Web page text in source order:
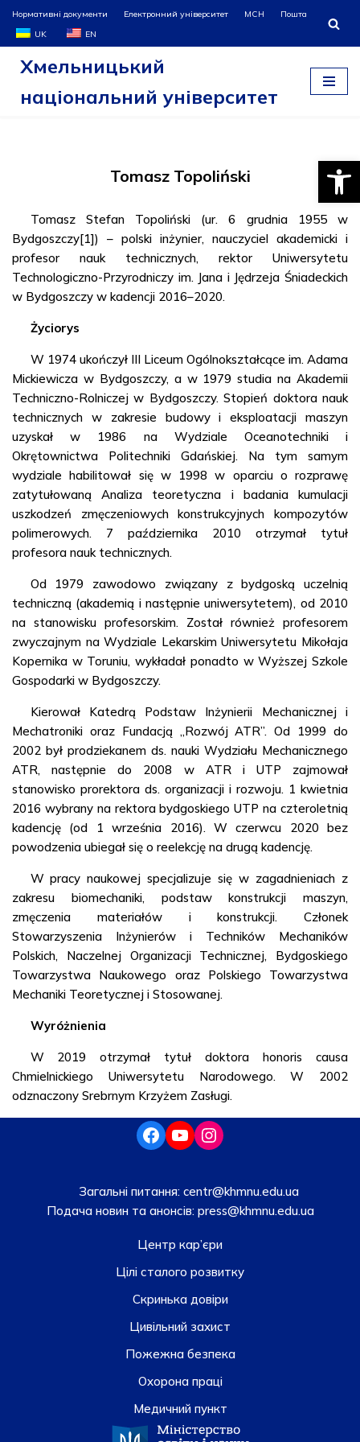
Перейти
до
Нормативні документи Електронний університет МСН
Пошта
UK
EN
Хмельницький
національний університет
Tomasz Topoliński
Tomasz Stefan Topoliński (ur. 6 grudnia 1955 w
Bydgoszczy[1]) – polski inżynier, nauczyciel akademicki i
profesor nauk technicznych, rektor Uniwersytetu
Technologiczno-Przyrodniczy im. Jana i Jędrzeja Śniadeckich
w Bydgoszczy w kadencji 2016–2020.
Życiorys
W 1974 ukończył III Liceum Ogólnokształcące im. Adama
Mickiewicza w Bydgoszczy, a w 1979 studia na Akademii
Techniczno-Rolniczej w Bydgoszczy. Stopień doktora nauk
technicznych w zakresie budowy i eksploatacji maszyn
uzyskał w 1986 na Wydziale Oceanotechniki i
Okrętownictwa Politechniki Gdańskiej. Na tym samym
wydziale habilitował się w 1998 w oparciu o rozprawę
zatytułowaną Analiza teoretyczna i badania kumulacji
uszkodzeń zmęczeniowych konstrukcyjnych kompozytów
polimerowych. 7 października 2010 otrzymał tytuł
profesora nauk technicznych.
Od 1979 zawodowo związany z bydgoską uczelnią
techniczną (akademią i następnie uniwersytetem), od 2010
na stanowisku profesorskim. Został również profesorem
zwyczajnym na Wydziale Lekarskim Uniwersytetu Mikołaja
Kopernika w Toruniu, wykładał ponadto w Wyższej Szkole
Gospodarki w Bydgoszczy.
Kierował Katedrą Podstaw Inżynierii Mechanicznej i
Mechatroniki oraz Fundacją „Rozwój ATR”. Od 1999 do
2002 był prodziekanem ds. nauki Wydziału Mechanicznego
ATR, następnie do 2008 w ATR i UTP zajmował
stanowisko prorektora ds. organizacji i rozwoju. 1 kwietnia
2016 wybrany na rektora bydgoskiego UTP na czteroletnią
kadencję (od 1 września 2016). W czerwcu 2020 bez
powodzenia ubiegał się o reelekcję na drugą kadencję.
W pracy naukowej specjalizuje się w zagadnieniach z
zakresu biomechaniki, podstaw konstrukcji maszyn,
zmęczenia materiałów i konstrukcji. Członek
Stowarzyszenia Inżynierów i Techników Mechaników
Polskich, Naczelnej Organizacji Technicznej, Bydgoskiego
Towarzystwa Naukowego oraz Polskiego Towarzystwa
Mechaniki Teoretycznej i Stosowanej.
Wyróżnienia
W 2019 otrzymał tytuł doktora honoris causa
Chmielnickiego Uniwersytetu Narodowego. W 2002
odznaczony Srebrnym Krzyżem Zasługi.
Загальні питання: centr@khmnu.edu.ua
Подача новин та анонсів:press@khmnu.edu.ua
Центр кар’єри
Цілі сталого розвитку
Скринька довiри
Цивільний захист
Пожежна безпека
Охорона праці
Медичний пункт